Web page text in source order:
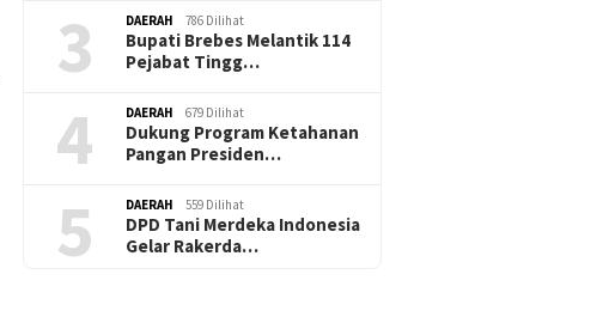
3 DAERAH 786 Dilihat
Bupati Brebes Melantik 114
Pejabat Tingg…
4 DAERAH 679 Dilihat
Dukung Program Ketahanan
Pangan Presiden…
5 DAERAH 559 Dilihat
DPD Tani Merdeka Indonesia
Gelar Rakerda…